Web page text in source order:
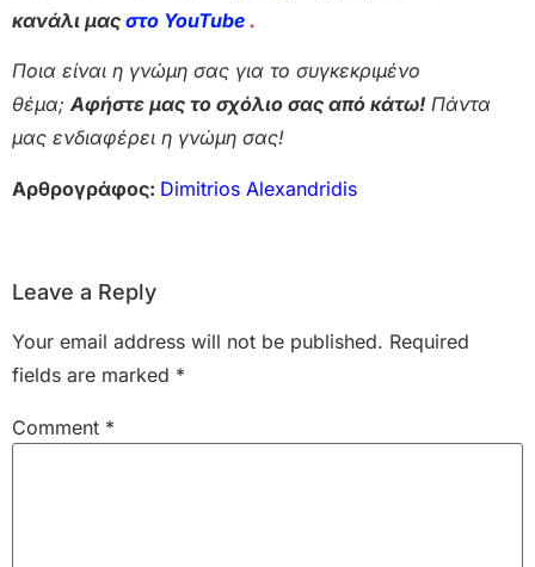
κανάλι μας στο YouTube .
Ποια είναι η γνώμη σας για το συγκεκριμένο
θέμα;Αφήστε μας το σχόλιο σας από κάτω! Πάντα
μας ενδιαφέρει η γνώμη σας!
Αρθρογράφος: Dimitrios Alexandridis
Leave a Reply
Your email address will not be published. Required
fields are marked *
Comment *